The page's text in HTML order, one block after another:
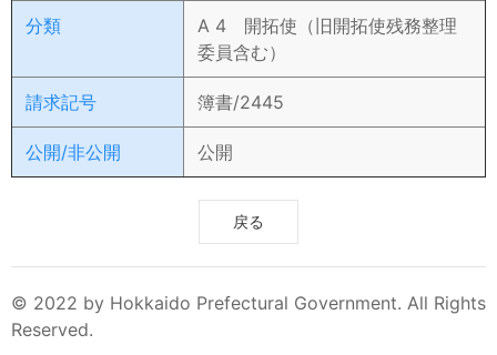
分類
A 4 開拓使（旧開拓使残務整理
委員含む）
請求記号 簿書/2445
公開/非公開 公開
戻る
© 2022 by Hokkaido Prefectural Government. All Rights
Reserved.